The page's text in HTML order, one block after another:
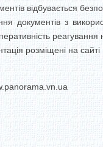
відбувається
документів з
розміщені на сайті